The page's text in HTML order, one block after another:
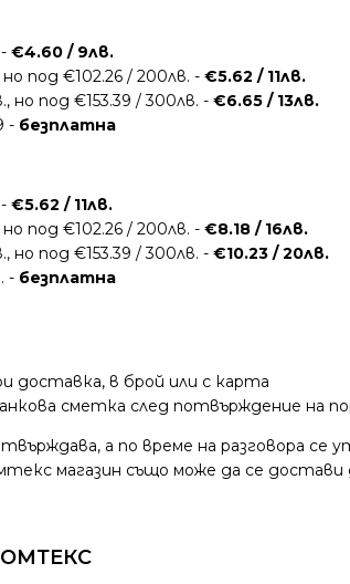
€4.60 / 9лв.
под €102.26 / 200лв. - €5.62 / 11лв.
но под €153.39 / 300лв. - €6.65 / 13лв.
- безплатна
€5.62 / 11лв.
под €102.26 / 200лв. - €8.18 / 16лв.
но под €153.39 / 300лв. - €10.23 / 20лв.
- безплатна
доставка, в брой или с карта
сметка след потвърждение на
а по време на разговора
магазин също може да се